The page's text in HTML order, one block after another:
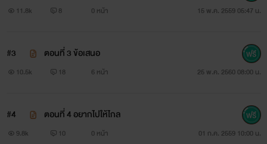
11.8k 8 0 หน้า 15 พ.ค. 2559 05:47 น.
#3 ตอนที่ 3 ข้อเสนอ
10.5k 18 6 หน้า 25 พ.ค. 2560 08:00 น.
#4 ตอนที่ 4 อยากไปให้ไกล
9.8k 10 0 หน้า 01 ก.ค. 2559 10:00 น.